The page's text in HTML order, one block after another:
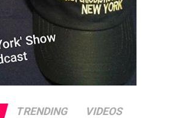
TRENDING VIDEOS